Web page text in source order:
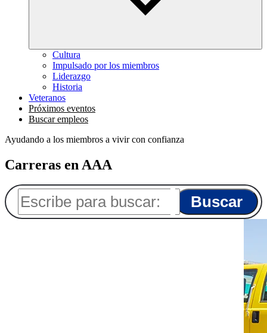
Cultura
Impulsado por los miembros
Liderazgo
Historia
Veteranos
Próximos eventos
Buscar empleos
Ayudando a los miembros a vivir con confianza
Carreras en AAA
Buscar